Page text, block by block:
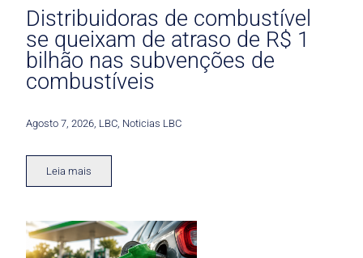
Distribuidoras de combustível
se queixam de atraso de R$ 1
bilhão nas subvenções de
combustíveis
Agosto 7, 2026 LBC Noticias LBC
Leia mais